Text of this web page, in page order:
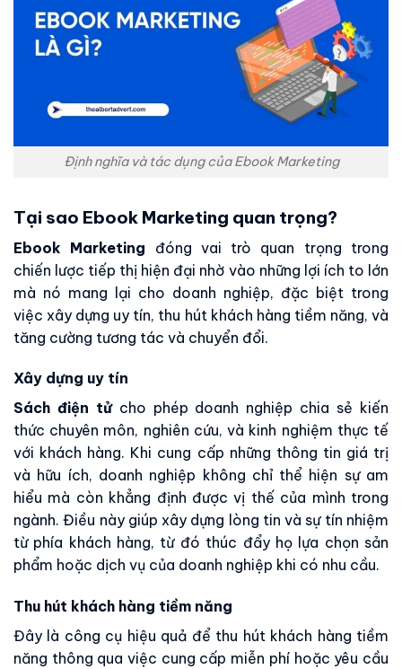
Định nghĩa và tác dụng của Ebook Marketing
Tại sao Ebook Marketing quan trọng?
Ebook Marketing đóng vai trò quan trọng trong
chiến lược tiếp thị hiện đại nhờ vào những lợi ích to lớn
mà nó mang lại cho doanh nghiệp, đặc biệt trong
việc xây dựng uy tín, thu hút khách hàng tiềm năng, và
tăng cường tương tác và chuyển đổi.
Xây dựng uy tín
Sách điện tửcho phép doanh nghiệp chia sẻ kiến
thức chuyên môn, nghiên cứu, và kinh nghiệm thực tế
với khách hàng. Khi cung cấp những thông tin giá trị
và hữu ích, doanh nghiệp không chỉ thể hiện sự am
hiểu mà còn khẳng định được vị thế của mình trong
ngành. Điều này giúp xây dựng lòng tin và sự tín nhiệm
từ phía khách hàng, từ đó thúc đẩy họ lựa chọn sản
phẩm hoặc dịch vụ của doanh nghiệp khi có nhu cầu.
Thu hút khách hàng tiềm năng
Đây là công cụ hiệu quả để thu hút khách hàng tiềm
năng thông qua việc cung cấp miễn phí hoặc yêu cầu